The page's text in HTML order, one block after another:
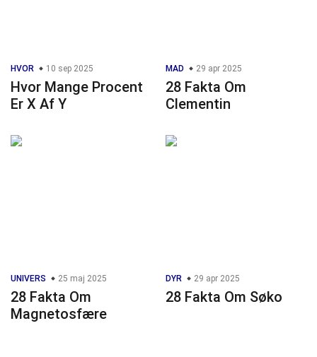
HVOR 10 sep 2025
Hvor Mange Procent
Er X Af Y
MAD 29 apr 2025
28 Fakta Om
Clementin
UNIVERS 25 maj 2025
28 Fakta Om
Magnetosfære
DYR 29 apr 2025
28 Fakta Om Søko